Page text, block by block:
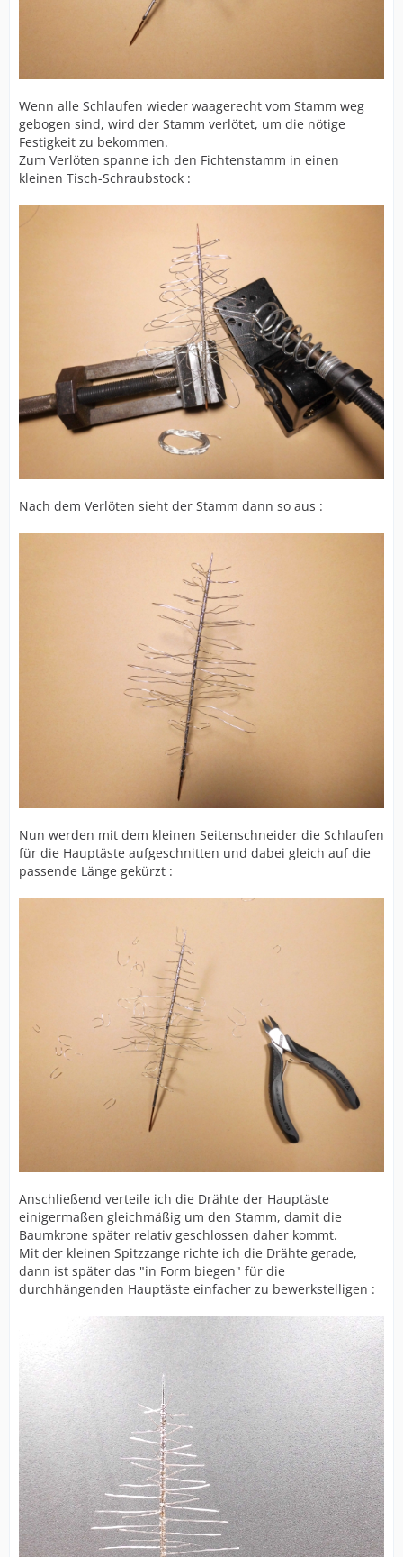
Wenn alle Schlaufen wieder waagerecht vom Stamm weg
gebogen sind, wird der Stamm verlötet, um die nötige
Festigkeit zu bekommen.
Zum Verlöten spanne ich den Fichtenstamm in einen
kleinen Tisch-Schraubstock :
Nach dem Verlöten sieht der Stamm dann so aus :
Nun werden mit dem kleinen Seitenschneider die Schlaufen
für die Hauptäste aufgeschnitten und dabei gleich auf die
passende Länge gekürzt :
Anschließend verteile ich die Drähte der Hauptäste
einigermaßen gleichmäßig um den Stamm, damit die
Baumkrone später relativ geschlossen daher kommt.
Mit der kleinen Spitzzange richte ich die Drähte gerade,
dann ist später das "in Form biegen" für die
durchhängenden Hauptäste einfacher zu bewerkstelligen :